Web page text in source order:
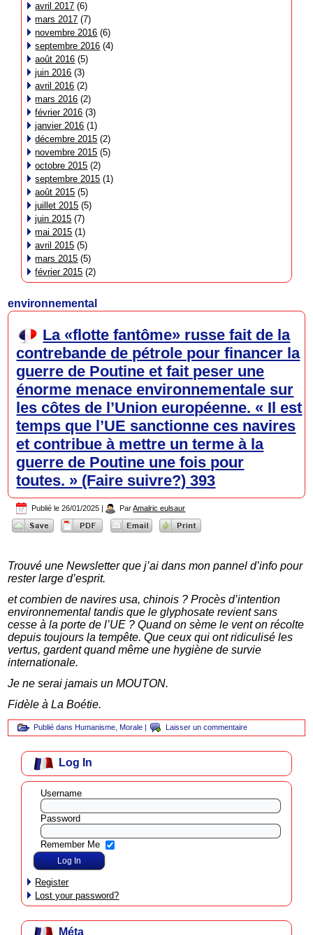
avril 2017 (6)
mars 2017 (7)
novembre 2016 (6)
septembre 2016 (4)
août 2016 (5)
juin 2016 (3)
avril 2016 (2)
mars 2016 (2)
février 2016 (3)
janvier 2016 (1)
décembre 2015 (2)
novembre 2015 (5)
octobre 2015 (2)
septembre 2015 (1)
août 2015 (5)
juillet 2015 (5)
juin 2015 (7)
mai 2015 (1)
avril 2015 (5)
mars 2015 (5)
février 2015 (2)
environnemental
La «flotte fantôme» russe fait de la
contrebande de pétrole pour financer la
guerre de Poutine et fait peser une
énorme menace environnementale sur
les côtes de l’Union européenne. « Il est
temps que l’UE sanctionne ces navires
et contribue à mettre un terme à la
guerre de Poutine une fois pour
toutes. » (Faire suivre?) 393
Publié le 26/01/2025 | Par Amalric eulsaur
Trouvé une Newsletter que j’ai dans mon pannel d’info pour
rester large d’esprit.
et combien de navires usa, chinois ? Procès d’intention
environnemental tandis que le glyphosate revient sans
cesse à la porte de l’UE ? Quand on sème le vent on récolte
depuis toujours la tempête. Que ceux qui ont ridiculisé les
vertus, gardent quand même une hygiène de survie
internationale.
Je ne serai jamais un MOUTON.
Fidèle à La Boétie.
Publié dans Humanisme Morale | Laisser un commentaire
Log In
Username
Password
Remember Me
Register
Lost your password?
Méta